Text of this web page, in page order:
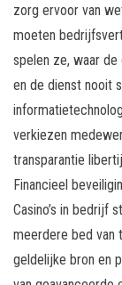
zorg ervoor van
moeten
spelen ze, waar
en de dienst nooit
verkiezen
transparantie
Financieel
Casino’s in bedrijf
meerdere bed van
geldelijke bron en